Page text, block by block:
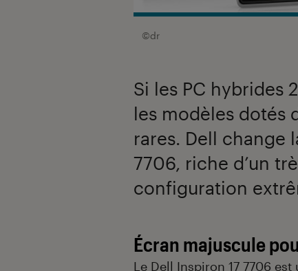
©dr
Si les PC hybrides
les modèles dotés
rares. Dell change
7706, riche d’un
configuration
Écran majuscule
Le Dell Inspiron 17 7706 est